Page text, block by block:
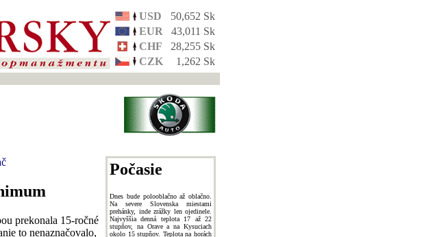
USD
50,652 Sk
EUR
43,011 Sk
CHF
28,255 Sk
CZK
1,262 Sk
prekonala 15-ročné
to nenaznačovalo,
Počasie
Dnes bude polooblačno až oblačno.
Na severe Slovenska miestami
prehánky, inde zrážky len ojedinele.
Najvyššia denná teplota 17 až 22
stupňov, na Orave a na Kysuciach
okolo 15 stupňov. Teplota na horách